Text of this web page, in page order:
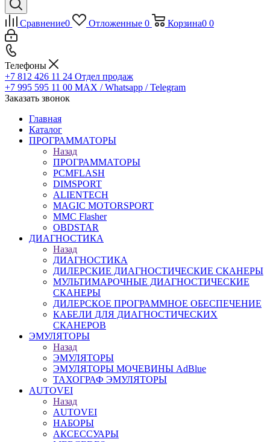
Сравнение0 Отложенные 0 Корзина0 0
Телефоны
+7 812 426 11 24 Отдел продаж
+7 995 595 11 00 MAX / Whatsapp / Telegram
Заказать звонок
Главная
Каталог
ПРОГРАММАТОРЫ
Назад
ПРОГРАММАТОРЫ
PCMFLASH
DIMSPORT
ALIENTECH
MAGIC MOTORSPORT
MMC Flasher
OBDSTAR
ДИАГНОСТИКА
Назад
ДИАГНОСТИКА
ДИЛЕРСКИЕ ДИАГНОСТИЧЕСКИЕ СКАНЕРЫ
МУЛЬТИМАРОЧНЫЕ ДИАГНОСТИЧЕСКИЕ
СКАНЕРЫ
ДИЛЕРСКОЕ ПРОГРАММНОЕ ОБЕСПЕЧЕНИЕ
КАБЕЛИ ДЛЯ ДИАГНОСТИЧЕСКИХ
СКАНЕРОВ
ЭМУЛЯТОРЫ
Назад
ЭМУЛЯТОРЫ
ЭМУЛЯТОРЫ МОЧЕВИНЫ АdBlue
ТАХОГРАФ ЭМУЛЯТОРЫ
AUTOVEI
Назад
AUTOVEI
НАБОРЫ
АКСЕССУАРЫ